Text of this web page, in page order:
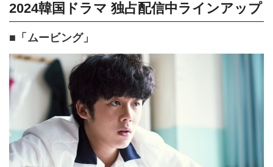
2024韓国ドラマ 独占配信中ラインアップ
■「ムービング」